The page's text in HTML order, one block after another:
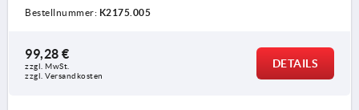
Bestellnummer: K2175.005
99,28 €
zzgl. MwSt.
zzgl. Versandkosten
DETAILS